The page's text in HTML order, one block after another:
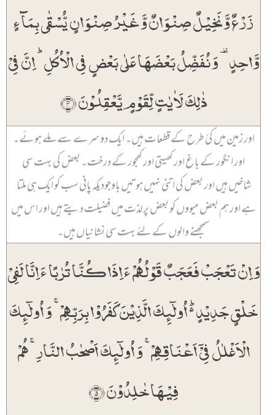
زَرۡعٌ وَّ نَخِیۡلٌ صِنۡوَانٌ وَّ غَیۡرُ صِنۡوَانٍ یُّسۡقٰی بِمَآءٍ
وَّاحِدٍ ۟ وَ نُفَضِّلُ بَعۡضَہَا عَلٰی بَعۡضٍ فِی الۡاُکُلِ ؕ اِنَّ فِیۡ
ذٰلِکَ لَاٰیٰتٍ لِّقَوۡمٍ یَّعۡقِلُوۡنَ ﴿۴﴾
اور زمین میں کئ طرح کے قطعات ہیں۔ ایک دوسرے سے ملے ہوئے۔
اور انگور کے باغ اور کھیتی اور کھجور کے درخت۔ بعض کی بہت سی
شاخیں ہیں اور بعض کی اتنی نہیں ہوتیں باوجودیکہ پانی سب کو ایک ہی ملتا
ہے اور ہم بعض میووں کو بعض پر لذت میں فضیلت دیتے ہیں اور اس میں
سمجھنے والوں کے لئے بہت سی نشانیاں ہیں۔
وَ اِنۡ تَعۡجَبۡ فَعَجَبٌ قَوۡلُہُمۡ ءَ اِذَا کُنَّا تُرٰبًا ءَ اِنَّا لَفِیۡ
خَلۡقٍ جَدِیۡدٍ ۬ؕ اُولٰٓئِکَ الَّذِیۡنَ کَفَرُوۡا بِرَبِّہِمۡ ۚ وَ اُولٰٓئِکَ
الۡاَغۡلٰلُ فِیۡۤ اَعۡنَاقِہِمۡ ۚ وَ اُولٰٓئِکَ اَصۡحٰبُ النَّارِ ۚ ہُمۡ
فِیۡہَا خٰلِدُوۡنَ ﴿۵﴾